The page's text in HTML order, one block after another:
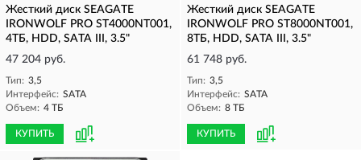
Жесткий диск SEAGATE
IRONWOLF PRO ST4000NT001,
4ТБ, HDD, SATA III, 3.5"
47 204 руб.
Тип: 3,5
Интерфейс: SATA
Объем: 4 ТБ
КУПИТЬ
Жесткий диск SEAGATE
IRONWOLF PRO ST8000NT001,
8ТБ, HDD, SATA III, 3.5"
61 748 руб.
Тип: 3,5
Интерфейс: SATA
Объем: 8 ТБ
КУПИТЬ